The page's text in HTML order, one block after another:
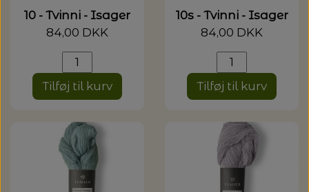
10 - Tvinni - Isager
84,00 DKK
Tilføj til kurv
10s - Tvinni - Isager
84,00 DKK
Tilføj til kurv